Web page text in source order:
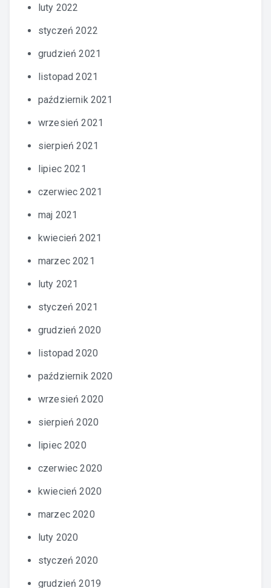
luty 2022
styczeń 2022
grudzień 2021
listopad 2021
październik 2021
wrzesień 2021
sierpień 2021
lipiec 2021
czerwiec 2021
maj 2021
kwiecień 2021
marzec 2021
luty 2021
styczeń 2021
grudzień 2020
listopad 2020
październik 2020
wrzesień 2020
sierpień 2020
lipiec 2020
czerwiec 2020
kwiecień 2020
marzec 2020
luty 2020
styczeń 2020
grudzień 2019